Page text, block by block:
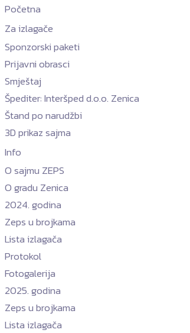
Početna
Za izlagače
Sponzorski paketi
Prijavni obrasci
Smještaj
Špediter: Interšped d.o.o. Zenica
Štand po narudžbi
3D prikaz sajma
Info
O sajmu ZEPS
O gradu Zenica
2024. godina
Zeps u brojkama
Lista izlagača
Protokol
Fotogalerija
2025. godina
Zeps u brojkama
Lista izlagača